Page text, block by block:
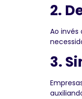
2.
Ao
3.